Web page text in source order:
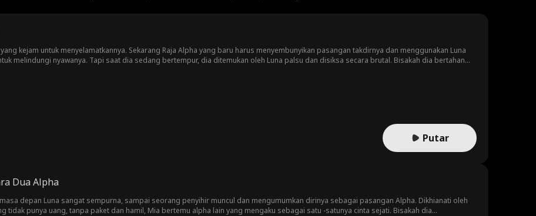
kejam untuk menyelamatkannya. Sekarang Raja Alpha yang baru harus menyembunyikan pasangan takdirnya dan menggunakan Luna
melindungi nyawanya. Tapi saat dia sedang bertempur, dia ditemukan oleh Luna palsu dan disiksa secara brutal. Bisakah dia bertahan
Putar
Dua Alpha
depan Luna sangat sempurna, sampai seorang penyihir muncul dan mengumumkan dirinya sebagai pasangan Alpha. Dikhianati oleh
tidak punya uang, tanpa paket dan hamil, Mia bertemu alpha lain yang mengaku sebagai satu -satunya cinta sejati. Bisakah dia